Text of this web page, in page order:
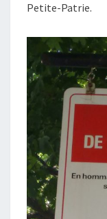
Petite-Patrie.